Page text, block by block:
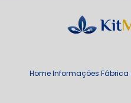
HomeInformações